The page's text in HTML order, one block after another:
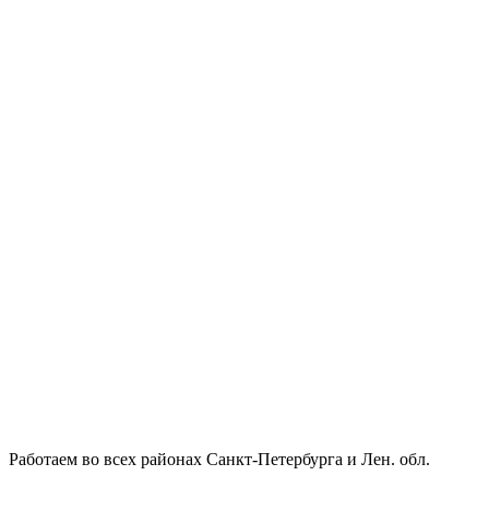
Работаем во всех районах Санкт-Петербурга и Лен. обл.